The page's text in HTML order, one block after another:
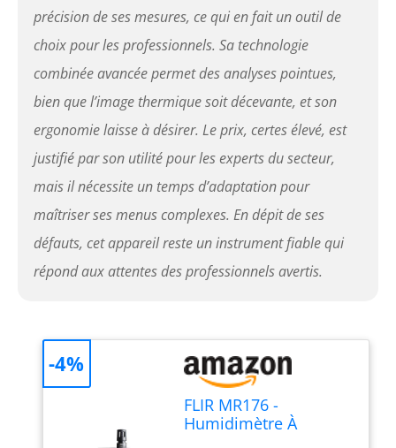
précision de ses mesures, ce qui en fait un outil de
choix pour les professionnels. Sa technologie
combinée avancée permet des analyses pointues,
bien que l’image thermique soit décevante, et son
ergonomie laisse à désirer. Le prix, certes élevé, est
justifié par son utilité pour les experts du secteur,
mais il nécessite un temps d’adaptation pour
maîtriser ses menus complexes. En dépit de ses
défauts, cet appareil reste un instrument fiable qui
répond aux attentes des professionnels avertis.
FLIR MR176 -
Humidimètre À
-4%